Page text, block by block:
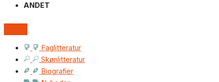
ANDET
Faglitteratur
Skønlitteratur
Biografier